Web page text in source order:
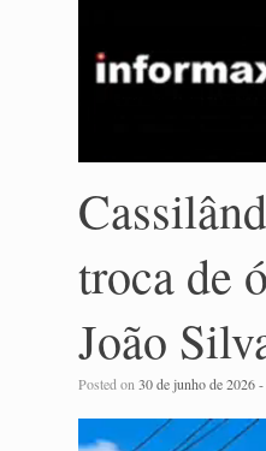
troca de
João
Posted on30 de junho de 2026
Tocador